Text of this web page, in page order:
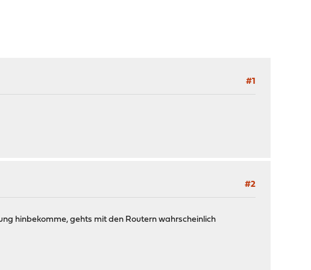
#1
#2
hinbekomme, gehts mit den Routern wahrscheinlich